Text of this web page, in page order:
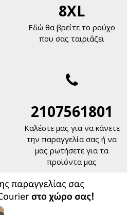
8XL
Εδώ θα βρείτε το ρούχο
που σας ταιριάζει
2107561801
Καλέστε μας για να κάνετε
την παραγγελία σας ή να
μας ρωτήσετε για τα
προϊόντα μας